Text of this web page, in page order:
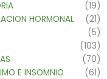
(19)
HORMONAL
(21)
(5)
(103)
(70)
E INSOMNIO
(61)